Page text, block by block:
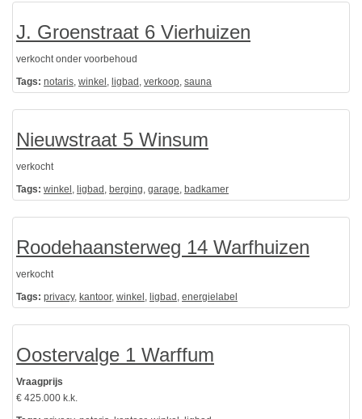
J. Groenstraat 6 Vierhuizen
verkocht onder voorbehoud
Tags: notaris, winkel , ligbad , verkoop, sauna
Nieuwstraat 5 Winsum
verkocht
Tags: winkel , ligbad , berging, garage, badkamer
Roodehaansterweg 14 Warfhuizen
verkocht
Tags: privacy, kantoor, winkel , ligbad , energielabel
Oostervalge 1 Warffum
Vraagprijs
€ 425.000 k.k.